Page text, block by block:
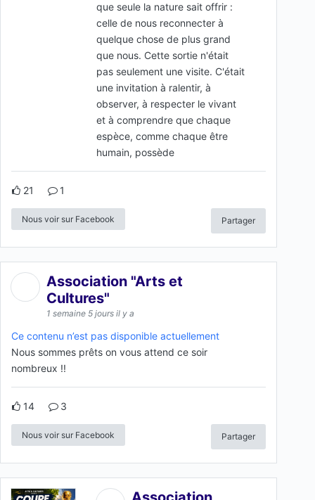
que seule la nature sait offrir :
celle de nous reconnecter à
quelque chose de plus grand
que nous. Cette sortie n'était
pas seulement une visite. C'était
une invitation à ralentir, à
observer, à respecter le vivant
et à comprendre que chaque
espèce, comme chaque être
humain, possède
21 1
Nous voir sur Facebook Partager
Association "Arts et
Cultures"
1 semaine 5 jours il y a
Ce contenu n’est pas disponible actuellement
Nous sommes prêts on vous attend ce soir
nombreux !!
14 3
Nous voir sur Facebook Partager